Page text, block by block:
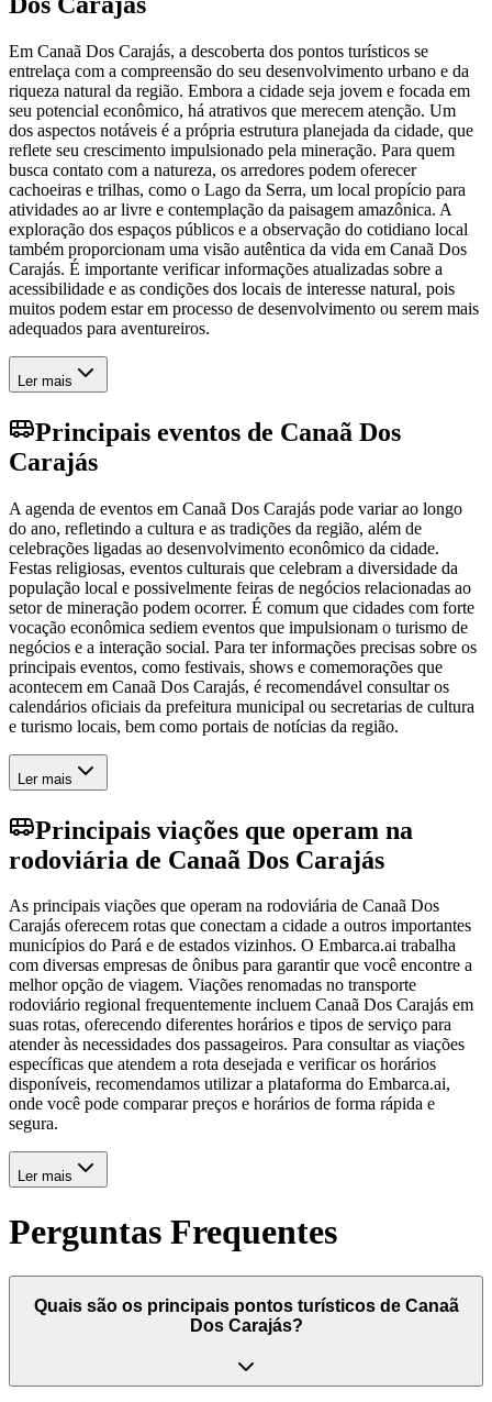
Em Canaã Dos Carajás, a descoberta dos pontos turísticos se
entrelaça com a compreensão do seu desenvolvimento urbano e da
riqueza natural da região. Embora a cidade seja jovem e focada em
seu potencial econômico, há atrativos que merecem atenção. Um
dos aspectos notáveis é a própria estrutura planejada da cidade, que
reflete seu crescimento impulsionado pela mineração. Para quem
busca contato com a natureza, os arredores podem oferecer
cachoeiras e trilhas, como o Lago da Serra, um local propício para
atividades ao ar livre e contemplação da paisagem amazônica. A
exploração dos espaços públicos e a observação do cotidiano local
também proporcionam uma visão autêntica da vida em Canaã Dos
Carajás. É importante verificar informações atualizadas sobre a
acessibilidade e as condições dos locais de interesse natural, pois
muitos podem estar em processo de desenvolvimento ou serem mais
adequados para aventureiros.
Ler mais
Principais eventos de Canaã Dos
Carajás
A agenda de eventos em Canaã Dos Carajás pode variar ao longo
do ano, refletindo a cultura e as tradições da região, além de
celebrações ligadas ao desenvolvimento econômico da cidade.
Festas religiosas, eventos culturais que celebram a diversidade da
população local e possivelmente feiras de negócios relacionadas ao
setor de mineração podem ocorrer. É comum que cidades com forte
vocação econômica sediem eventos que impulsionam o turismo de
negócios e a interação social. Para ter informações precisas sobre os
principais eventos, como festivais, shows e comemorações que
acontecem em Canaã Dos Carajás, é recomendável consultar os
calendários oficiais da prefeitura municipal ou secretarias de cultura
e turismo locais, bem como portais de notícias da região.
Ler mais
Principais viações que operam na
rodoviária de Canaã Dos Carajás
As principais viações que operam na rodoviária de Canaã Dos
Carajás oferecem rotas que conectam a cidade a outros importantes
municípios do Pará e de estados vizinhos. O Embarca.ai trabalha
com diversas empresas de ônibus para garantir que você encontre a
melhor opção de viagem. Viações renomadas no transporte
rodoviário regional frequentemente incluem Canaã Dos Carajás em
suas rotas, oferecendo diferentes horários e tipos de serviço para
atender às necessidades dos passageiros. Para consultar as viações
específicas que atendem a rota desejada e verificar os horários
disponíveis, recomendamos utilizar a plataforma do Embarca.ai,
onde você pode comparar preços e horários de forma rápida e
segura.
Ler mais
Perguntas Frequentes
Quais são os principais pontos turísticos de Canaã
Dos Carajás?